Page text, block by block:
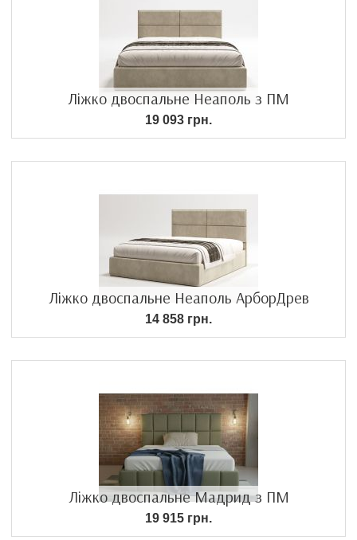
Ліжко двоспальне Неаполь з ПМ
19 093 грн.
Ліжко двоспальне Неаполь АрборДрев
14 858 грн.
Ліжко двоспальне Мадрид з ПМ
19 915 грн.